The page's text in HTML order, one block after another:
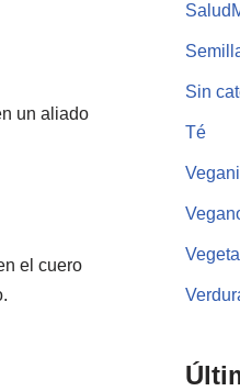
un aliado
el cuero
Sin
Té